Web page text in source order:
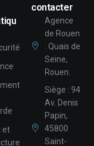
et
contacter
Agence
de Rouen
: Quais de
Seine,
Rouen.
Siège : 94
Av. Denis
Papin,
45800
Saint-